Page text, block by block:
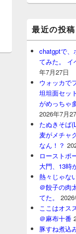
最近の投稿
chatgptで、
てみた。 イ
年7月27日
ウォッカで
坦坦面セッ
がめっちゃ
2026年7月
たぬきそば
麦がメチャ
なん！？
ローストポ
大門、13時
熱々じゃな
＠餃子の肉
てた。
ここはオス
＠麻布十番
豚すね煮込